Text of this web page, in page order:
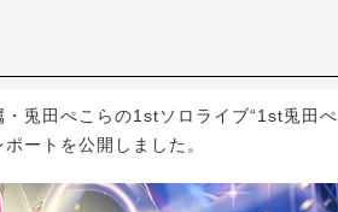
兎田ぺこらの1stソロライブ“1st兎田ぺ
ートを公開しました。